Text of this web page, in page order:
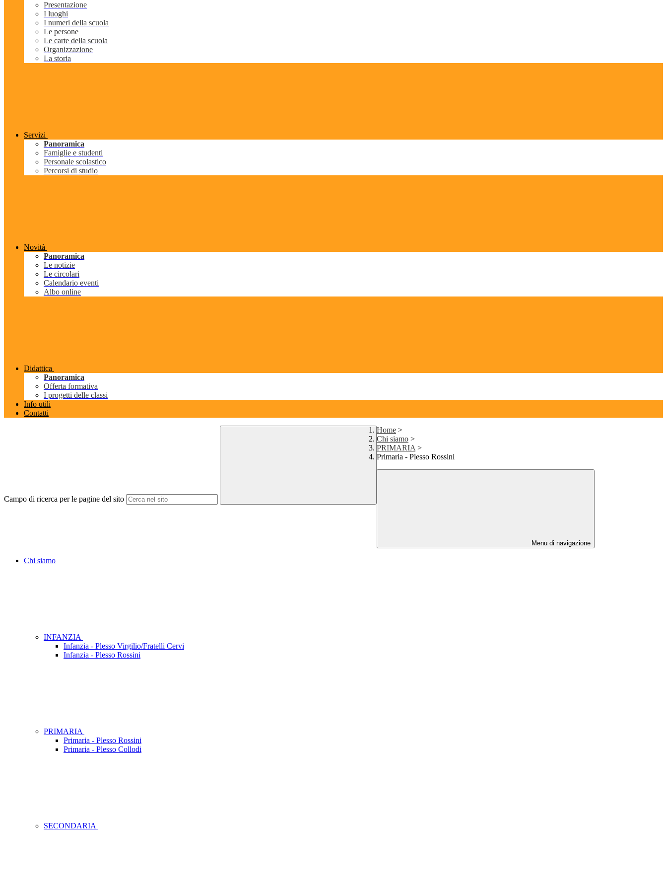
Presentazione
I luoghi
I numeri della scuola
Le persone
Le carte della scuola
Organizzazione
La storia
Servizi
Panoramica
Famiglie e studenti
Personale scolastico
Percorsi di studio
Novità
Panoramica
Le notizie
Le circolari
Calendario eventi
Albo online
Didattica
Panoramica
Offerta formativa
I progetti delle classi
Info utili
Contatti
Campo di ricerca per le pagine del sito
Home >
Chi siamo >
PRIMARIA >
Primaria - Plesso Rossini
Menu di navigazione
Chi siamo
INFANZIA
Infanzia - Plesso Virgilio/Fratelli Cervi
Infanzia - Plesso Rossini
PRIMARIA
Primaria - Plesso Rossini
Primaria - Plesso Collodi
SECONDARIA